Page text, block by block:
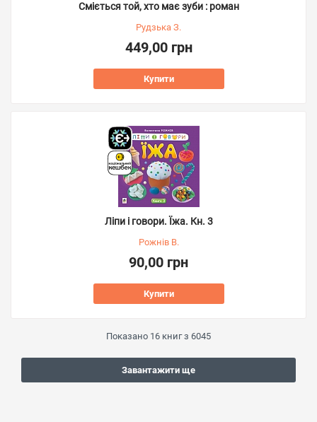
Сміється той, хто має зуби : роман
Рудзька З.
449,00 грн
Купити
Ліпи і говори. Їжа. Кн. 3
Рожнів В.
90,00 грн
Купити
Показано 16 книг з 6045
Завантажити ще